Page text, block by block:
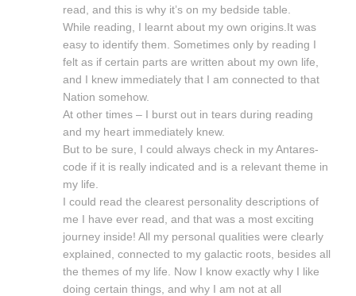
read, and this is why it’s on my bedside table.
While reading, I learnt about my own origins.It was
easy to identify them. Sometimes only by reading I
felt as if certain parts are written about my own life,
and I knew immediately that I am connected to that
Nation somehow.
At other times – I burst out in tears during reading
and my heart immediately knew.
But to be sure, I could always check in my Antares-
code if it is really indicated and is a relevant theme in
my life.
I could read the clearest personality descriptions of
me I have ever read, and that was a most exciting
journey inside! All my personal qualities were clearly
explained, connected to my galactic roots, besides all
the themes of my life. Now I know exactly why I like
doing certain things, and why I am not at all